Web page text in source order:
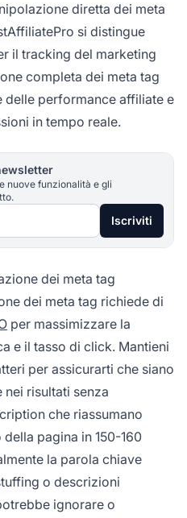
diretta dei meta
si distingue
il tracking del marketing
completa dei meta tag
delle performance affiliate e
in tempo reale.
nuove funzionalità e gli
Iscriviti
dei meta tag
dei meta tag richiede di
per massimizzare la
e il tasso di click. Mantieni
per assicurarti che siano
risultati senza
che riassumano
pagina in 150-160
la parola chiave
o descrizioni
ignorare o